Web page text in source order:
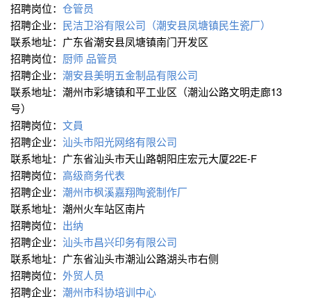
招聘岗位： 仓管员
招聘企业： 民洁卫浴有限公司（潮安县凤塘镇民生瓷厂）
联系地址：广东省潮安县凤塘镇南门开发区
招聘岗位： 厨师 品管员
招聘企业： 潮安县美明五金制品有限公司
联系地址：潮州市彩塘镇和平工业区（潮汕公路文明走廊13
号）
招聘岗位： 文員
招聘企业： 汕头市阳光网络有限公司
联系地址：广东省汕头市天山路朝阳庄宏元大厦22E-F
招聘岗位： 高级商务代表
招聘企业： 潮州市枫溪嘉翔陶瓷制作厂
联系地址：潮州火车站区南片
招聘岗位： 出纳
招聘企业： 汕头市昌兴印务有限公司
联系地址：广东省汕头市潮汕公路湖头市右侧
招聘岗位： 外贸人员
招聘企业： 潮州市科协培训中心